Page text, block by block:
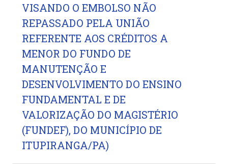
VISANDO O EMBOLSO NÃO
REPASSADO PELA UNIÃO
REFERENTE AOS CRÉDITOS A
MENOR DO FUNDO DE
MANUTENÇÃO E
DESENVOLVIMENTO DO ENSINO
FUNDAMENTAL E DE
VALORIZAÇÃO DO MAGISTÉRIO
(FUNDEF), DO MUNICÍPIO DE
ITUPIRANGA/PA)